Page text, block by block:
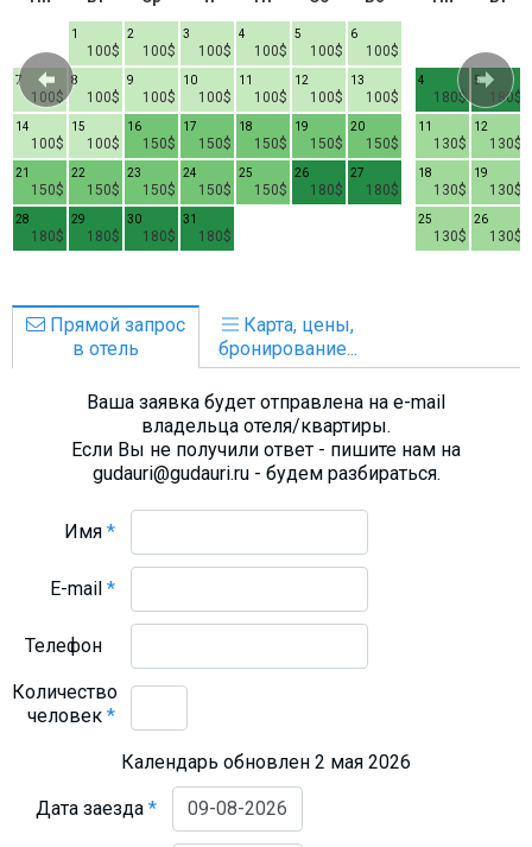
100$
1
100$
2
100$
3
100$
4
100$
5
100$
6
100$
7
100$
8
100$
9
100$
10
100$
11
100$
12
100$
13
100$
14
100$
15
150$
16
150$
17
150$
18
150$
19
150$
20
150$
21
150$
22
150$
23
150$
24
150$
25
180$
26
180$
27
180$
28
180$
29
180$
30
180$
31
180$
4
180$
5
130$
11
130$
12
130$
18
130$
19
130$
25
130$
26
Прямой запрос
в отель
Карта, цены,
бронирование...
Ваша заявка будет отправлена на e-mail
владельца отеля/квартиры.
Если Вы не получили ответ - пишите нам на
gudauri@gudauri.ru - будем разбираться.
Имя*
E-mail*
Телефон
Количество
человек*
Календарь обновлен 2 мая 2026
Дата заезда*